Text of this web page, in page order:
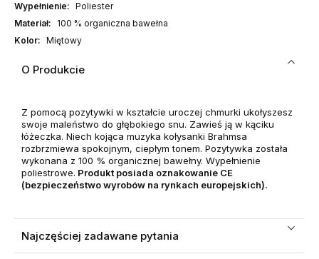
Wypełnienie: Poliester
Materiał:
100 % organiczna bawełna
Kolor: Miętowy
O Produkcie
Z pomocą pozytywki w kształcie uroczej chmurki ukołyszesz
swoje maleństwo do głębokiego snu. Zawieś ją w kąciku
łóżeczka. Niech kojąca muzyka kołysanki Brahmsa
rozbrzmiewa spokojnym, ciepłym tonem. Pozytywka została
wykonana z 100 % organicznej bawełny. Wypełnienie
poliestrowe. Produkt posiada oznakowanie CE
(bezpieczeństwo wyrobów na rynkach europejskich).
Najczęściej zadawane pytania